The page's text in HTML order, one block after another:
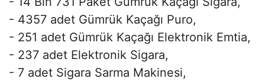
- 4357 adet Gümrük Kaçağı Puro,
- 251 adet Gümrük Kaçağı Elektronik Emtia,
- 237 adet Elektronik Sigara,
- 7 adet Sigara Sarma Makinesi,